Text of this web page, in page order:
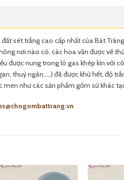
sét trắng cao cấp nhất của Bát
nơi nào có, các hoa văn được vẽ
được nung trong lò gas khép kín với
thuỷ ngân..…) đã được khử hết, độ
như các sản phẩm gốm sứ khác